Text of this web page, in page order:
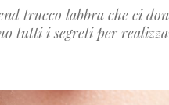
trucco labbra che ci
tutti i segreti per